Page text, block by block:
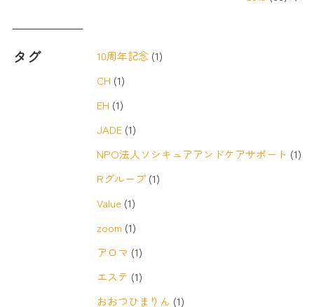
タグ 10周年記念 (1)
CH (1)
EH (1)
JADE (1)
NPO法人ソシキュアアンドケアサポート (1)
Rグループ (1)
Value (1)
zoom (1)
アロマ (1)
エステ (1)
おおつひまりん (1)